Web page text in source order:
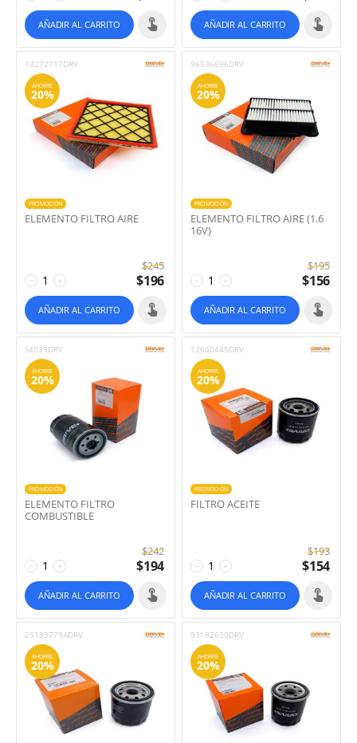
AÑADIR AL CARRITO AÑADIR AL CARRITO
13272717DRV
AHORRE
20%
PROMOCIÓN
ELEMENTO FILTRO AIRE
+
−
$245
$196
AÑADIR AL CARRITO
96536696DRV
AHORRE
20%
PROMOCIÓN
ELEMENTO FILTRO AIRE (1.6
16V)
+
−
$195
$156
AÑADIR AL CARRITO
S4039DRV
AHORRE
20%
PROMOCIÓN
ELEMENTO FILTRO
COMBUSTIBLE
+
−
$242
$194
AÑADIR AL CARRITO
12640445DRV
AHORRE
20%
PROMOCIÓN
FILTRO ACEITE
+
−
$193
$154
AÑADIR AL CARRITO
25183779ADRV
AHORRE
20%
93182630DRV
AHORRE
20%